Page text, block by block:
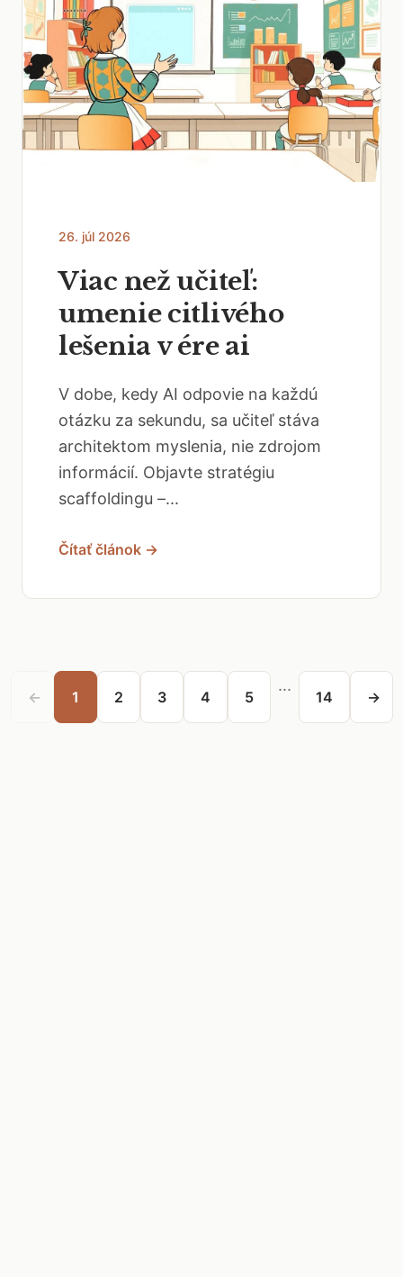
26. júl 2026
Viac než učiteľ:
umenie citlivého
lešenia v ére ai
V dobe, kedy AI odpovie na každú
otázku za sekundu, sa učiteľ stáva
architektom myslenia, nie zdrojom
informácií. Objavte stratégiu
scaffoldingu –...
Čítať článok →
← 1 2 3 4 5
...
14 →